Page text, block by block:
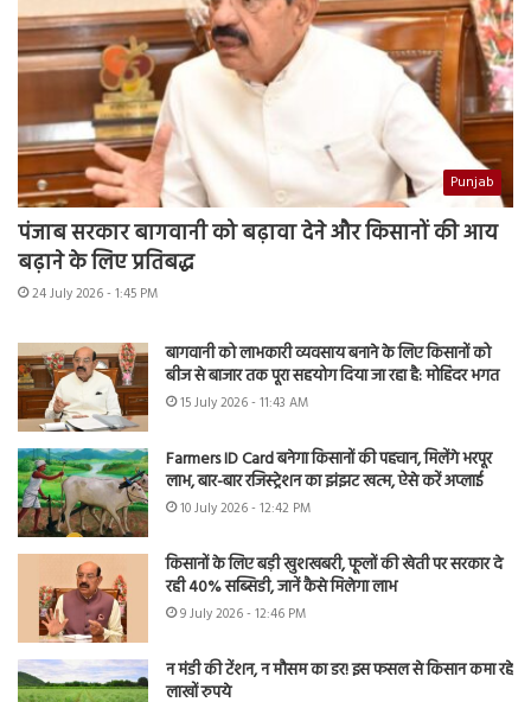
Punjab
पंजाब सरकार बागवानी को बढ़ावा देने और किसानों की आय
बढ़ाने के लिए प्रतिबद्ध
24 July 2026 - 1:45 PM
बागवानी को लाभकारी व्यवसाय बनाने के लिए किसानों को
बीज से बाजार तक पूरा सहयोग दिया जा रहा है: मोहिंदर भगत
15 July 2026 - 11:43 AM
Farmers ID Card बनेगा किसानों की पहचान, मिलेंगे भरपूर
लाभ, बार-बार रजिस्ट्रेशन का झंझट खत्म, ऐसे करें अप्लाई
10 July 2026 - 12:42 PM
किसानों के लिए बड़ी खुशखबरी, फूलों की खेती पर सरकार दे
रही 40% सब्सिडी, जानें कैसे मिलेगा लाभ
9 July 2026 - 12:46 PM
न मंडी की टेंशन, न मौसम का डर! इस फसल से किसान कमा रहे
लाखों रुपये